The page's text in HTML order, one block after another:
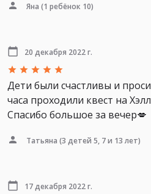
Яна (1 ребёнок 10)
20 декабря 2022 г.
Дети были счастливы и
часа проходили квест на
Спасибо большое за вечер💋
Татьяна (3 детей 5, 7 и 13 лет)
17 декабря 2022 г.